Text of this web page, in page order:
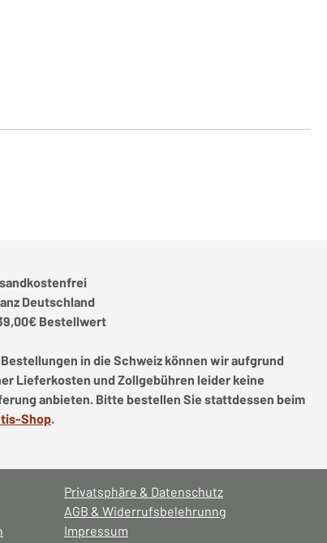
Deutschland
Bestellwert
Bestellungen in die Schweiz können wir aufgrund
Lieferkosten und Zollgebühren leider keine
anbieten. Bitte bestellen Sie stattdessen beim
Shop.
Privatsphäre & Datenschutz
AGB & Widerrufsbelehrunng
Impressum